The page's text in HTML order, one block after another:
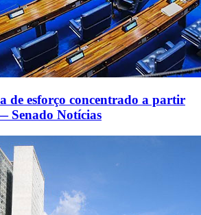
de esforço concentrado a partir
Senado Notícias